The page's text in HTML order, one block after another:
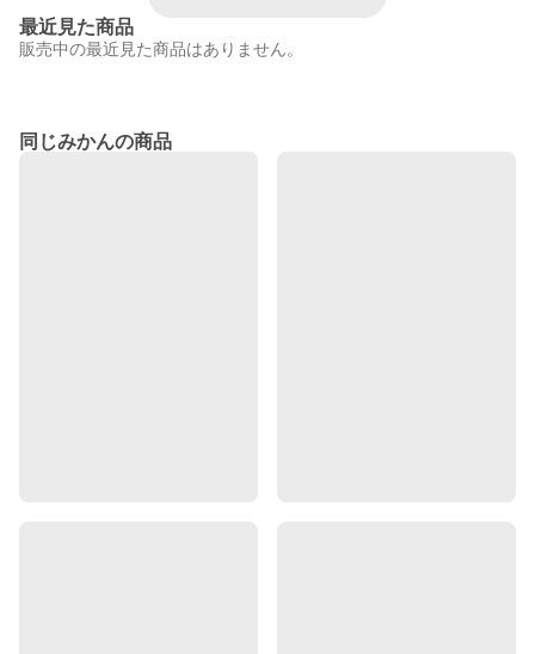
最近見た商品
販売中の最近見た商品はありません。
同じみかんの商品